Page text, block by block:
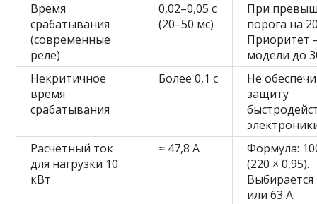
Время
срабатывания
(современные
реле)
0,02–0,05 с
(20–50 мс)
При
порога на
Приоритет
модели до
Некритичное
время
срабатывания
Более 0,1 с
Не
защиту
Расчетный ток
для нагрузки 10
кВт
≈ 47,8 А
Формула:
(220 × 0,95).
Выбирается
или 63 А.